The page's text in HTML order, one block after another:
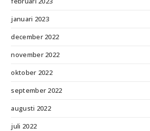
januari 2023
december 2022
november 2022
oktober 2022
september 2022
augusti 2022
juli 2022